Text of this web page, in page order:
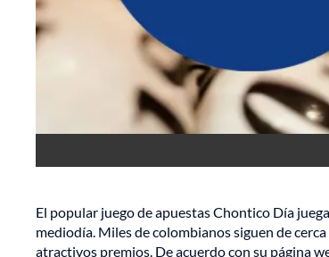
El popular juego de apuestas Chontico Día
mediodía. Miles de colombianos siguen de
atractivos premios. De acuerdo con su página